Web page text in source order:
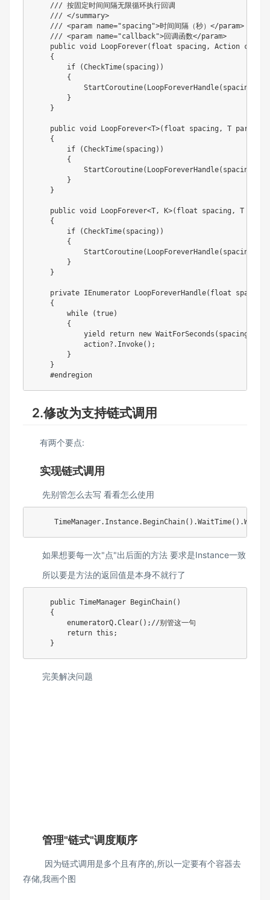
    /// 按固定时间间隔无限循环执行回调
    /// </summary>
    /// <param name="spacing">时间间隔（秒）</param>
    /// <param name="callback">回调函数</param>
public void LoopForever(float spacing, Action
    {
        if (CheckTime(spacing))
        {
StartCoroutine(LoopForeverHandle(spacing,
        }
    }
public void LoopForever<T>(float spacing, T param,
    {
        if (CheckTime(spacing))
        {
StartCoroutine(LoopForeverHandle(spacing,
        }
    }
public void LoopForever<T, K>(float spacing, T
    {
        if (CheckTime(spacing))
        {
StartCoroutine(LoopForeverHandle(spacing,
        }
    }
private IEnumerator LoopForeverHandle(float
    {
        while (true)
        {
            yield return new WaitForSeconds(spacing);
            action?.Invoke();
        }
    }
    #endregion
2.修改为支持链式调用
有两个要点:
实现链式调用
先别管怎么去写 看看怎么使用
如果想要每一次"点"出后面的方法 要求是Instance一致
所以要是方法的返回值是本身不就行了
    public TimeManager BeginChain()
    {
        enumeratorQ.Clear();//别管这一句
        return this;
    }
完美解决问题
管理"链式"调度顺序
因为链式调用是多个且有序的,所以一定要有个容器去
存储,我画个图